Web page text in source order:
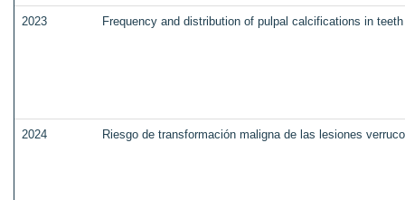
2023 Frequency and distribution of pulpal calcifications in
2024 Riesgo de transformación maligna de las lesiones